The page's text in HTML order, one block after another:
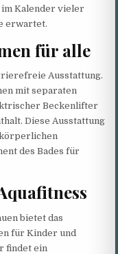
im Kalender vieler
erwartet.
für alle
Ausstattung.
mit separaten
Beckenlifter
Diese Ausstattung
des Bades für
bietet das
für Kinder und
findet ein